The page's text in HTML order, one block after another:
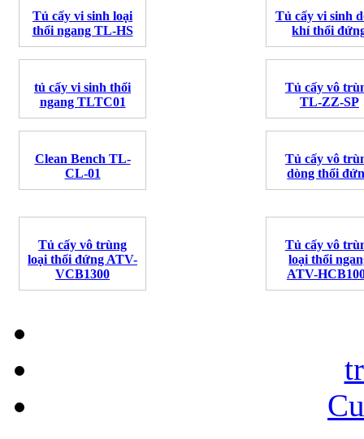
Tủ cấy vi sinh loại
thổi ngang TL-HS
Tủ cấy vi sinh
khí thổi
tủ cấy vi sinh thổi
ngang TLTC01
Tủ cấy vô
TL-ZZ-SP
Clean Bench TL-
CL-01
Tủ cấy vô
dòng thổi
Tủ cấy vô trùng
loại thổi đứng ATV-
VCB1300
Tủ cấy vô
loại thổi
ATV-